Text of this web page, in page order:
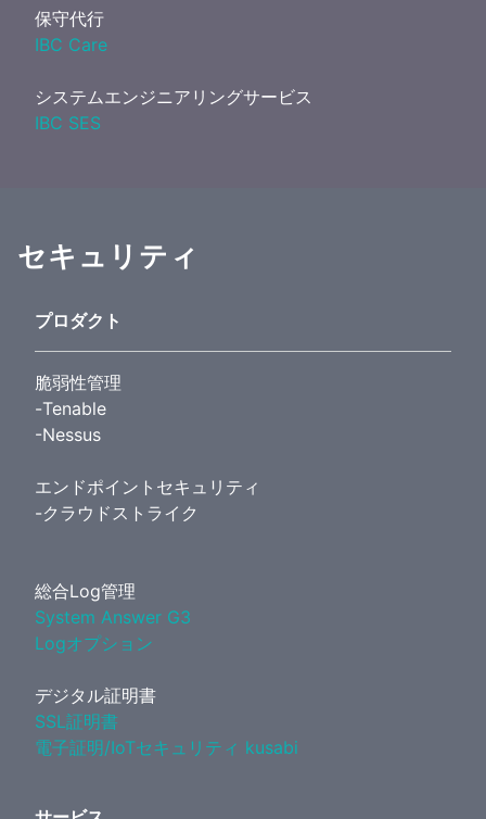
保守代行
IBC Care
システムエンジニアリングサービス
IBC SES
セキュリティ
プロダクト
脆弱性管理
-Tenable
-Nessus
エンドポイントセキュリティ
-クラウドストライク
総合Log管理
System Answer G3
Logオプション
デジタル証明書
SSL証明書
電子証明/IoTセキュリティ kusabi